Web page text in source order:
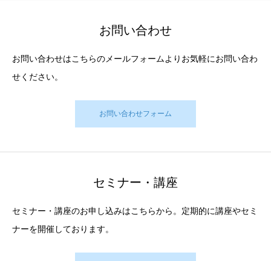
お問い合わせ
お問い合わせはこちらのメールフォームよりお気軽にお問い合わ
せください。
お問い合わせフォーム
セミナー・講座
セミナー・講座のお申し込みはこちらから。定期的に講座やセミ
ナーを開催しております。